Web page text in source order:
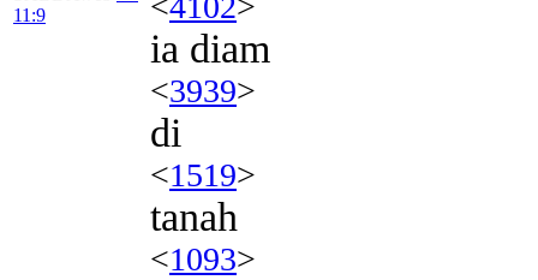
11:9
ia diam
<3939>
di
<1519>
tanah
<1093>